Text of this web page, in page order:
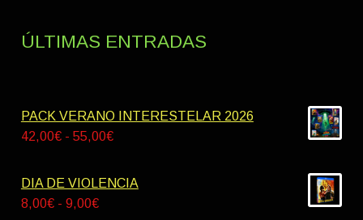
ÚLTIMAS ENTRADAS
PACK VERANO INTERESTELAR 2026
42,00€ - 55,00€Rango
precios:
DIA DE VIOLENCIA
8,00€ - 9,00€Rango